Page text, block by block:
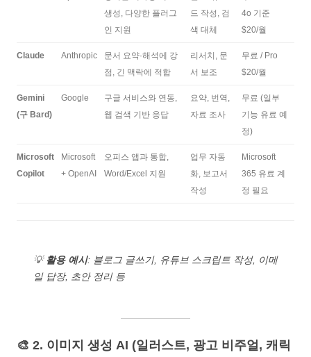
생성, 다양한 플러그
인 지원
드 작성, 검
색 대체
4o 기준
$20/월
Claude Anthropic
문서 요약·해석에 강
점, 긴 맥락에 적합
리서치, 문
서 보조
무료 / Pro
$20/월
Gemini
(구 Bard)
Google
구글 서비스와 연동,
웹 검색 기반 응답
요약, 번역,
자료 조사
무료 (일부
기능 유료 예
정)
Microsoft
Copilot
Microsoft
+ OpenAI
오피스 앱과 통합,
Word/Excel 지원
업무 자동
화, 보고서
작성
Microsoft
365 유료 계
정 필요
💡 활용 예시: 블로그 글쓰기, 유튜브 스크립트 작성, 이메
일 답장, 초안 정리 등
🎨 2. 이미지 생성 AI (일러스트, 광고 비주얼, 캐릭